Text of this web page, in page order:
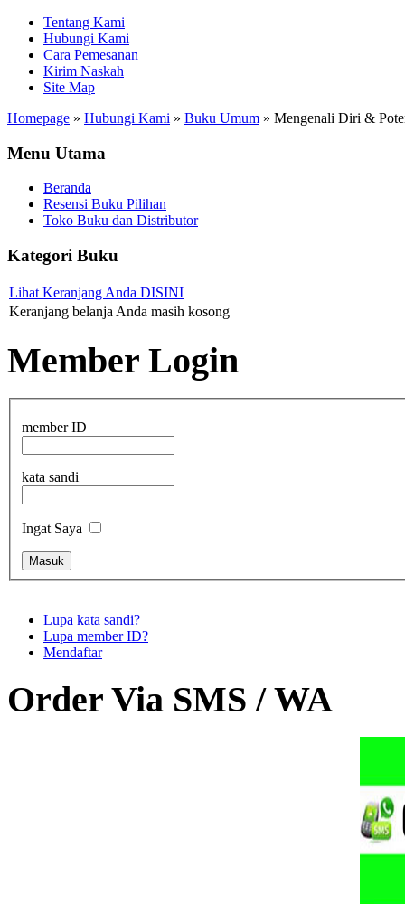
Tentang Kami
Hubungi Kami
Cara Pemesanan
Kirim Naskah
Site Map
Homepage » Hubungi Kami » Buku Umum » Mengenali Diri &
Menu Utama
Beranda
Resensi Buku Pilihan
Toko Buku dan Distributor
Kategori Buku
Lihat Keranjang Anda DISINI
Keranjang belanja Anda masih kosong
Member Login
member ID
kata sandi
Ingat Saya
Lupa kata sandi?
Lupa member ID?
Mendaftar
Order Via SMS / WA